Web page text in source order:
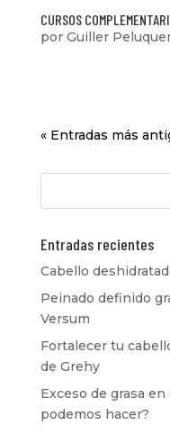
CURSOS
por Guiller
« Entradas más
Entradas recientes
Cabello
Peinado definido
Versum
Fortalecer tu
de Grehy
Exceso de grasa
podemos hacer?